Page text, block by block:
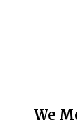
We